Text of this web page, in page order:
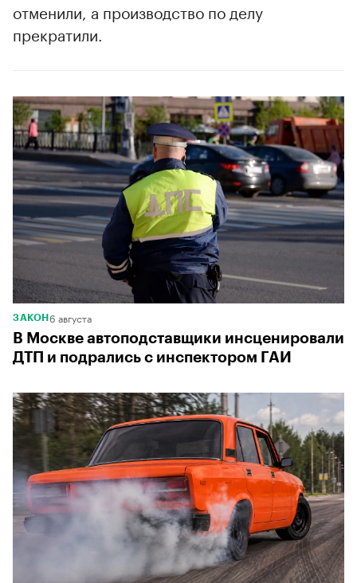
отменили, а производство по делу
прекратили.
ЗАКОН 6 августа
В Москве автоподставщики инсценировали
ДТП и подрались с инспектором ГАИ